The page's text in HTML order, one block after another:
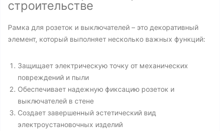
строительстве
Рамка для розеток и выключателей – это декоративный
элемент, который выполняет несколько важных функций:
Защищает электрическую точку от механических
повреждений и пыли
Обеспечивает надежную фиксацию розеток и
выключателей в стене
Создает завершенный эстетический вид
электроустановочных изделий